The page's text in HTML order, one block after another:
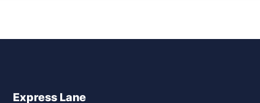
Express Lane